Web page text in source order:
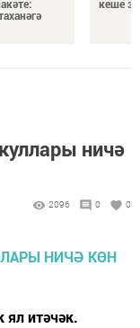
кеше
ничә
2096 0 0
ял итәчәк.